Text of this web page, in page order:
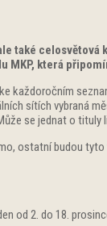
také
MKP, která
každoročním
sítích vybraná
se jednat o
ostatní budou
od 2. do 18.